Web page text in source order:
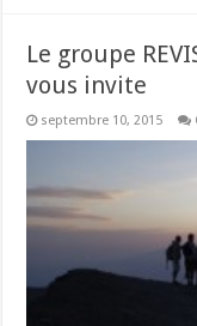
Le groupe
vous invite
septembre 10, 2015